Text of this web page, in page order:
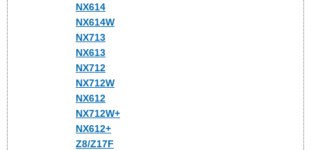
NX614
NX614W
NX713
NX613
NX712
NX712W
NX612
NX712W+
NX612+
Z8/Z17F